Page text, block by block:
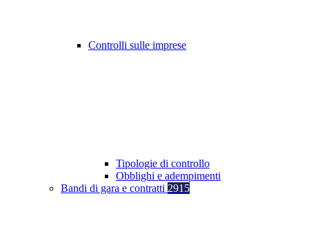
Controlli sulle imprese
Tipologie di controllo
Obblighi e adempimenti
Bandi di gara e contratti 2915